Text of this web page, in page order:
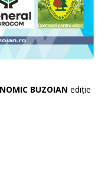
BUZOIAN ediție